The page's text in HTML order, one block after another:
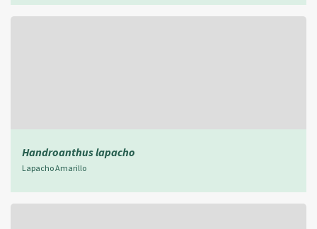
Handroanthus lapacho
Lapacho Amarillo